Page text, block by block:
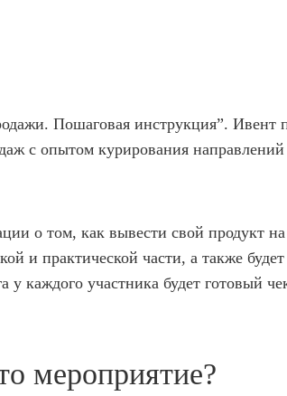
Пошаговая инструкция”. Ивент
с опытом курирования направлений
о том, как вывести свой продукт на
и практической части, а также
каждого участника будет готовый
мероприятие?